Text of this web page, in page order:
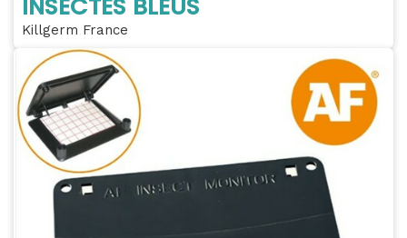
INSECTES BLEUS
Killgerm France